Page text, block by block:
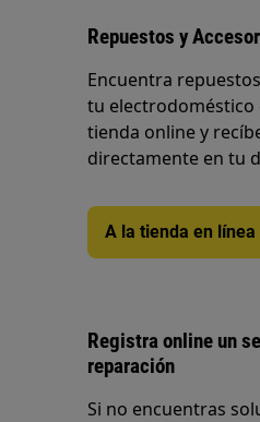
Repuestos y
Encuentra
tu electrodoméstico
tienda online y
directamente en tu
A la tienda en línea
Registra online un
reparación
Si no encuentras